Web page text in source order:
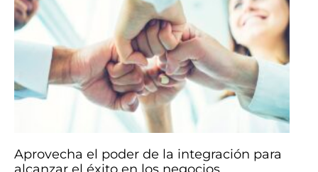
Aprovecha el poder de la integración para